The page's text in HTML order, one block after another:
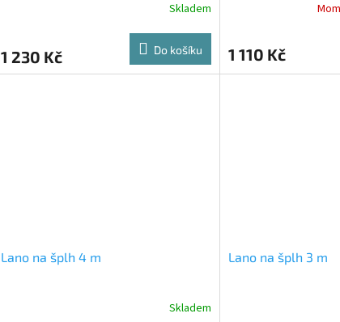
Skladem
1 230 Kč Do košíku 1 110 Kč
Lano na šplh 4 m
Skladem
Lano na šplh 3 m